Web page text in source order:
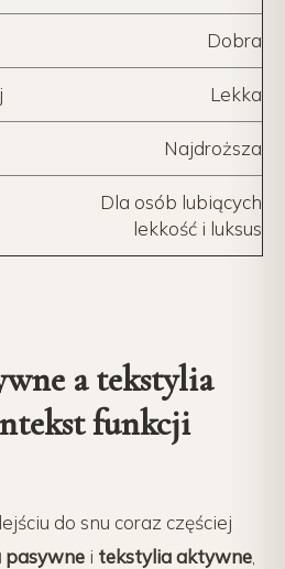
Dobra
Lekka
Najdroższa
Dla osób lubiących
lekkość i luksus
a tekstylia
funkcji
do snu coraz częściej
pasywne i tekstylia aktywne